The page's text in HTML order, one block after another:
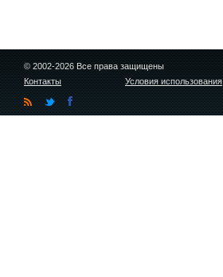
© 2002-2026 Все права защищены
Контакты
Условия использования